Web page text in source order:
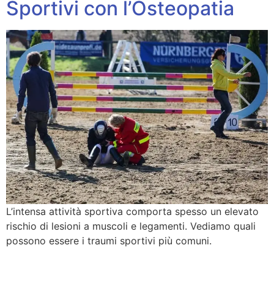
Sportivi con l’Osteopatia
L’intensa attività sportiva comporta spesso un elevato
rischio di lesioni a muscoli e legamenti. Vediamo quali
possono essere i traumi sportivi più comuni.